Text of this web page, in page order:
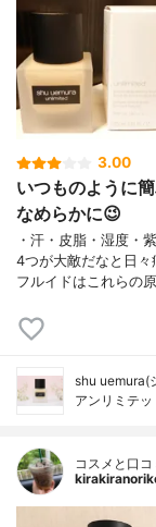
3.00
いつものように
なめらかに😉
・汗・皮脂・湿度・
4つが大敵だなと日
フルイドはこれらの
shu uemura(
アンリミテ
コスメと口